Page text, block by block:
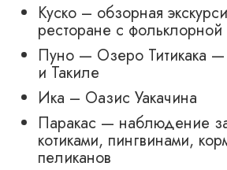
Куско – обзорная
ресторане с
Пуно — Озеро Титикака
и Такиле
Ика – Оазис Уакачина
Паракас — наблюдение
котиками, пингвинами,
пеликанов